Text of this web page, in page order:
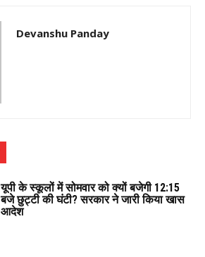
Devanshu Panday
यूपी के स्कूलों में सोमवार को क्यों बजेगी 12:15
बजे छुट्टी की घंटी? सरकार ने जारी किया खास
आदेश